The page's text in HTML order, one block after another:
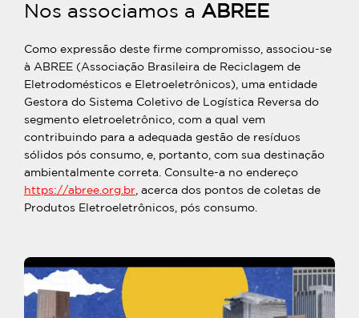
Nos associamos a ABREE
Como expressão deste firme compromisso, associou-se
à ABREE (Associação Brasileira de Reciclagem de
Eletrodomésticos e Eletroeletrônicos), uma entidade
Gestora do Sistema Coletivo de Logística Reversa do
segmento eletroeletrônico, com a qual vem
contribuindo para a adequada gestão de resíduos
sólidos pós consumo, e, portanto, com sua destinação
ambientalmente correta. Consulte-a no endereço
https://abree.org.br , acerca dos pontos de coletas de
Produtos Eletroeletrônicos, pós consumo.